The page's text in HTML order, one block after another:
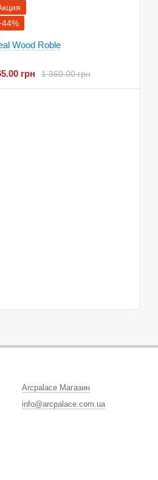
Wood Roble
1 360.00 грн
грн
Arcpalace Магазин
info@arcpalace.com.ua